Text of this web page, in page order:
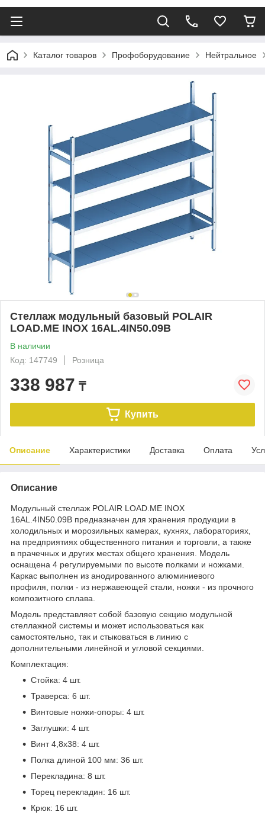
Каталог товаров Профоборудование Нейтральное
Стеллаж модульный базовый POLAIR
LOAD.ME INOX 16AL.4IN50.09B
В наличии
Код: 147749
Розница
338 987 ₸
Купить
Описание Характеристики Доставка Оплата
Описание
Модульный стеллаж POLAIR LOAD.ME INOX
16AL.4IN50.09B предназначен для хранения продукции в
холодильных и морозильных камерах, кухнях, лабораториях,
на предприятиях общественного питания и торговли, а также
в прачечных и других местах общего хранения. Модель
оснащена 4 регулируемыми по высоте полками и ножками.
Каркас выполнен из анодированного алюминиевого
профиля, полки - из нержавеющей стали, ножки - из прочного
композитного сплава.
Модель представляет собой базовую секцию модульной
стеллажной системы и может использоваться как
самостоятельно, так и стыковаться в линию с
дополнительными линейной и угловой секциями.
Комплектация:
Стойка: 4 шт.
Траверса: 6 шт.
Винтовые ножки-опоры: 4 шт.
Заглушки: 4 шт.
Винт 4,8x38: 4 шт.
Полка длиной 100 мм: 36 шт.
Перекладина: 8 шт.
Торец перекладин: 16 шт.
Крюк: 16 шт.